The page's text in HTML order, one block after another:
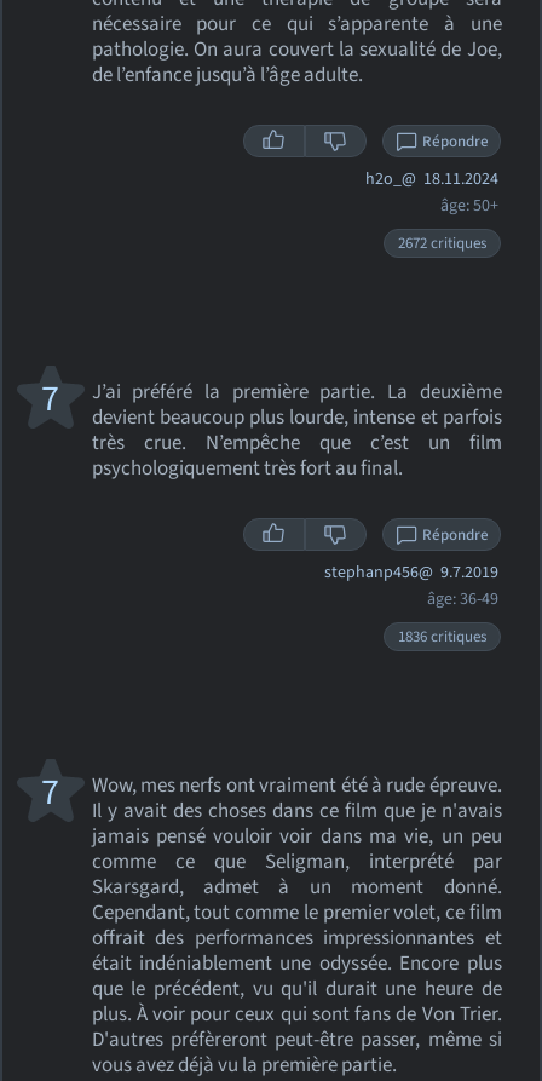
nécessaire pour ce qui s’apparente à une
pathologie. On aura couvert la sexualité de Joe,
de l’enfance jusqu’à l’âge adulte.
Répondre
h2o_@ 18.11.2024
âge: 50+
2672 critiques
J’ai préféré la première partie. La deuxième
devient beaucoup plus lourde, intense et parfois
très crue. N’empêche que c’est un film
psychologiquement très fort au final.
7
Répondre
stephanp456@ 9.7.2019
âge: 36-49
1836 critiques
Wow, mes nerfs ont vraiment été à rude épreuve.
Il y avait des choses dans ce film que je n'avais
jamais pensé vouloir voir dans ma vie, un peu
comme ce que Seligman, interprété par
Skarsgard, admet à un moment donné.
Cependant, tout comme le premier volet, ce film
offrait des performances impressionnantes et
était indéniablement une odyssée. Encore plus
que le précédent, vu qu'il durait une heure de
plus. À voir pour ceux qui sont fans de Von Trier.
D'autres préfèreront peut-être passer, même si
vous avez déjà vu la première partie.
7